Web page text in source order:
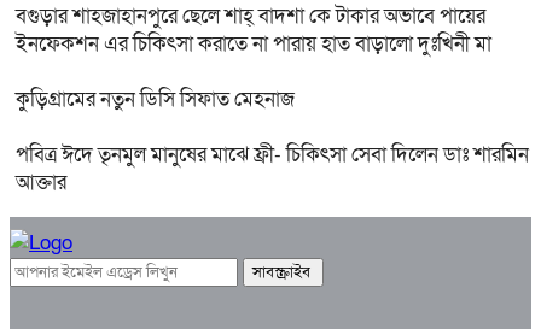
বগুড়ার শাহজাহানপুরে ছেলে শাহ্ বাদশা কে টাকার অভাবে পায়ের
ইনফেকশন এর চিকিৎসা করাতে না পারায় হাত বাড়ালো দুঃখিনী মা
কুড়িগ্রামের নতুন ডিসি সিফাত মেহনাজ
পবিত্র ঈদে তৃনমুল মানুষের মাঝে ফ্রী- চিকিৎসা সেবা দিলেন ডাঃ শারমিন
আক্তার